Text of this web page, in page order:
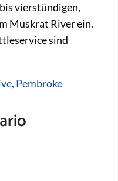
vierstündigen,
Muskrat River ein.
sind
Pembroke